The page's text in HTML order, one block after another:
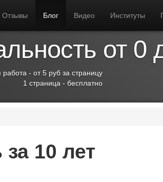
Отзывы Блог Видео Институты
от 0
работа - от 5 руб за страницу
1 страница - бесплатно
10 лет